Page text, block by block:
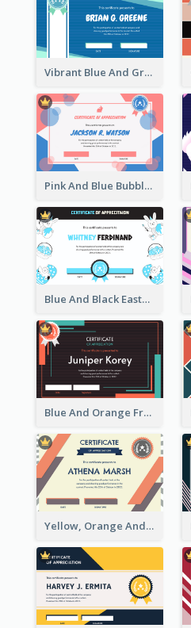
Vibrant Blue And Green Badge Certificate
Pink And Blue Bubbles Shapes Certificate
Blue And Black Easter Illustration Certificate
Blue And Orange Frame Dark Certificate
Yellow, Orange And Blue Sunburst Certificate